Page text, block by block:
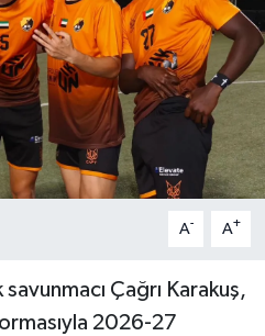
A- A+
Çağrı Karakuş,
2026-27